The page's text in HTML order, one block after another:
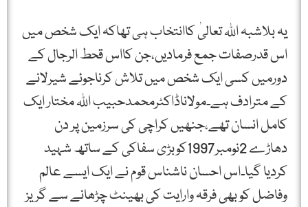
یہ بلاشبہ اللہ تعالیٰ کاانتخاب ہی تھاکہ ایک شخص میں
اس قدرصفات جمع فرمادیں،جن کااس قحط الرجال کے
دورمیں کسی ایک شخص میں تلاش کرناجوئے شیرلانے
کے مترادف ہے۔مولاناڈاکٹرمحمدحبیب اللہ مختار ایک
کامل انسان تھے،جنھیں کراچی کی سرزمین پر دن
دھاڑے 2نومبر1997کوبڑی سفاکی کے ساتھ شہید
کردیا گیا۔اس احسان ناشناس قوم نے ایک ایسے عالم
وفاضل کو بھی فرقہ وارایت کی بھینٹ چڑھانے سے گریز